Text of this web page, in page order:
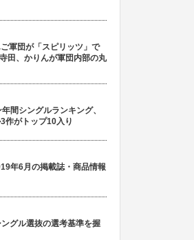
軍団が「スピリッツ」で
田、かりんが軍団内部の丸
間シングルランキング、
作がトップ10入り
年6月の掲載誌・商品情報
グル選抜の選考基準を握